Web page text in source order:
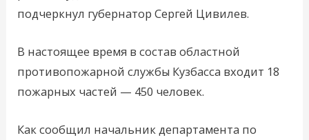
подчеркнул губернатор Сергей Цивилев.
В настоящее время в состав областной
противопожарной службы Кузбасса входит 18
пожарных частей — 450 человек.
Как сообщил начальник департамента по